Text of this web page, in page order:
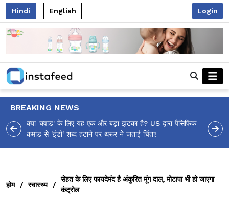
Hindi English Login
BREAKING NEWS
आलिया भट्ट का मज़ेदार 'शर्वरी कहाँ है?' पोस्ट, 'अल्फा' टीज़र पर
उठे सवालों का मज़ाकिया जवाब!
होम / स्वास्थ्य /
सेहत के लिए फायदेमंद है अंकुरित मूंग दाल, मोटापा भी हो जाएगा
कंट्रोल